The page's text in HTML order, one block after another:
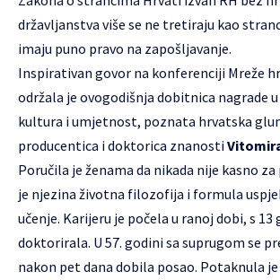
državljanstva više se ne tretiraju kao
imaju puno pravo na zapošljavanje.
Inspirativan govor na konferenciji Mreže
održala je ovogodišnja dobitnica nagrade
kultura i umjetnost, poznata hrvatska
producentica i doktorica znanosti
Poručila je ženama da nikada nije kasno
je njezina životna filozofija i formula
učenje. Karijeru je počela u ranoj dobi, s 13
doktorirala. U 57. godini sa suprugom se
nakon pet dana dobila posao. Potaknula je